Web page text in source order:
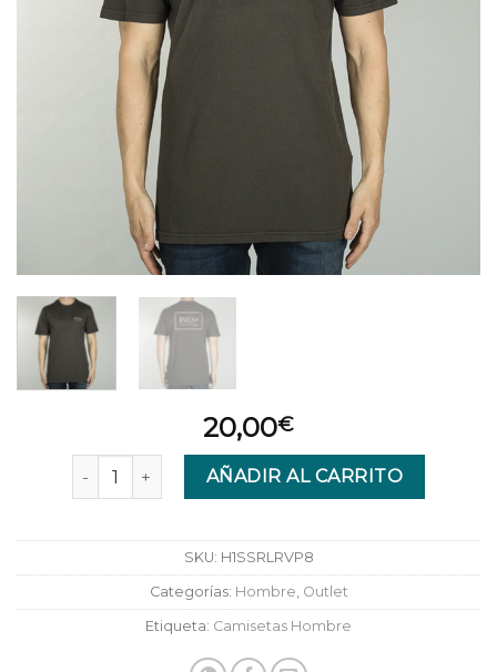
20,00€
CAMISETA RVCA SQUIG cantidad
AÑADIR AL CARRITO
SKU: H1SSRLRVP8
Categorías: Hombre, Outlet
Etiqueta: Camisetas Hombre